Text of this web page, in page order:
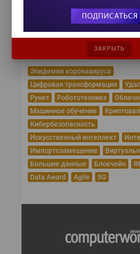
HR TECH + ИИ
8 октября 2026
Популярные теги
Эпидемия коронавируса
Цифровая трансформация
Рунет
Робототехника
Машинное обучение
Кибербезопасность
Искусственный интеллект
Импортозамещение
Большие данные
Блокчейн
Data Award
Agile 5G
ЗАКРЫТЬ